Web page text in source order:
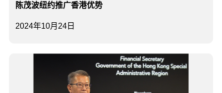
2024年10月24日
陈茂波纽约推广香港优势